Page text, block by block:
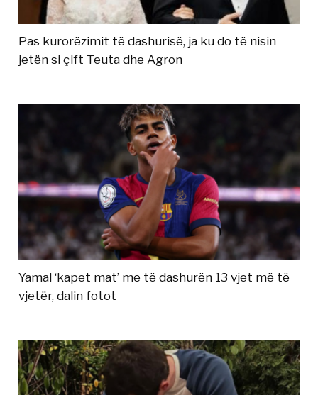
Pas kurorëzimit të dashurisë, ja ku do të nisin
jetën si çift Teuta dhe Agron
Yamal ‘kapet mat’ me të dashurën 13 vjet më të
vjetër, dalin fotot